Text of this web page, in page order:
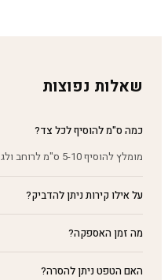
שאלות נפוצות
כמה ס"מ להוסיף לכל צד?
מומלץ להוסיף 5-10 ס"מ לרוחב ולגובה. כך תוכלו לחתוך בדיוק ולקבל מיפוי מושלם על הקיר.
על אילו קירות ניתן להדביק?
מה זמן האספקה?
האם הטפט ניתן להסרה?